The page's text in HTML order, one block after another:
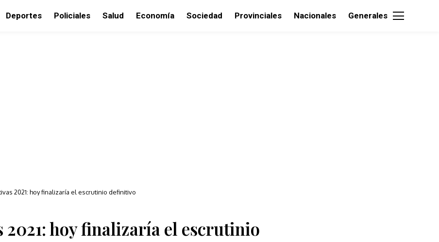
Deportes Policiales Salud Economía Sociedad Provinciales Nacionales Generales
2021: hoy finalizaría el escrutinio definitivo
2021: hoy finalizaría el escrutinio